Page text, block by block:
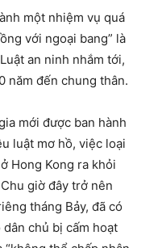
một nhiệm vụ quá
với ngoại bang” là
an ninh nhắm tới,
năm đến chung thân.
mới được ban hành
luật mơ hồ, việc loại
Hong Kong ra khỏi
giờ đây trở nên
tháng Bảy, đã có
chủ bị cấm hoạt